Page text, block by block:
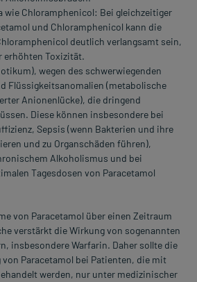
Chloramphenicol: Bei gleichzeitiger
und Chloramphenicol kann die
deutlich verlangsamt sein,
erhöhten Toxizität.
wegen des schwerwiegenden
Flüssigkeitsanomalien (metabolische
Anionenlücke), die dringend
Diese können insbesondere bei
Sepsis (wenn Bakterien und ihre
und zu Organschäden führen),
Alkoholismus und bei
Tagesdosen von Paracetamol
von Paracetamol über einen Zeitraum
verstärkt die Wirkung von sogenannten
insbesondere Warfarin. Daher sollte die
Paracetamol bei Patienten, die mit
werden, nur unter medizinischer